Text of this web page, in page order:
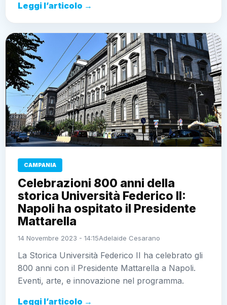
Leggi l’articolo →
CAMPANIA
Celebrazioni 800 anni della
storica Università Federico II:
Napoli ha ospitato il Presidente
Mattarella
14 Novembre 2023 - 14:15Adelaide Cesarano
La Storica Università Federico II ha celebrato gli
800 anni con il Presidente Mattarella a Napoli.
Eventi, arte, e innovazione nel programma.
Leggi l’articolo →